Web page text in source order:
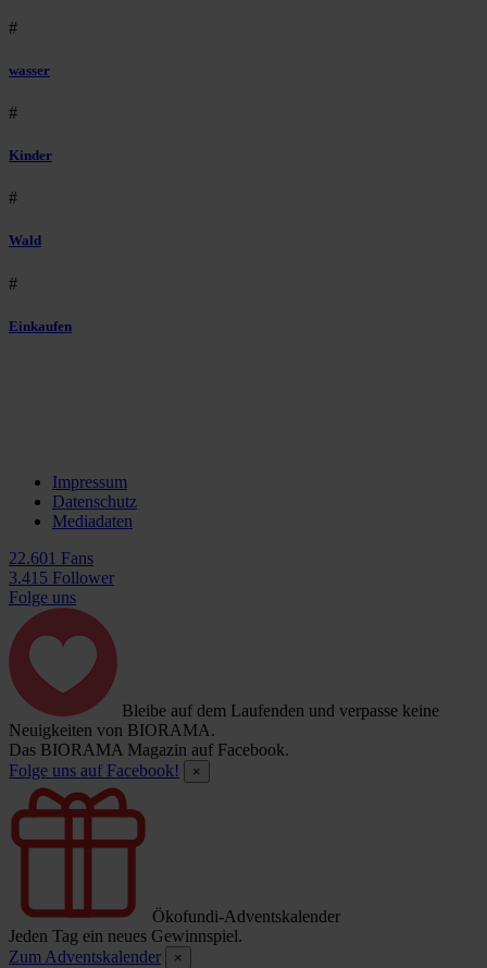
#
wasser
#
Kinder
#
Wald
#
Einkaufen
Impressum
Datenschutz
Mediadaten
22.601 Fans
3.415 Follower
Folge uns
Bleibe auf dem Laufenden und verpasse keine
Neuigkeiten von BIORAMA.
Das BIORAMA Magazin auf Facebook.
Folge uns auf Facebook!
×
Ökofundi-Adventskalender
Jeden Tag ein neues Gewinnspiel.
Zum Adventskalender
×